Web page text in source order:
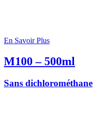
En Savoir Plus
M100 – 500ml
Sans dichlorométhane